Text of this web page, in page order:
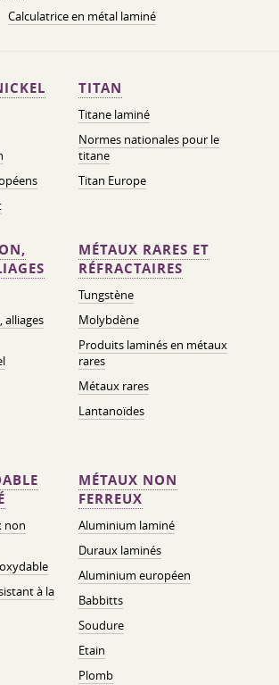
Calculatrice en métal laminé
TITAN
Titane laminé
Normes nationales pour le
titane
Titan Europe
alliages
MÉTAUX RARES ET
RÉFRACTAIRES
Tungstène
Molybdène
Produits laminés en métaux
rares
Métaux rares
Lantanoïdes
non
à la
MÉTAUX NON
FERREUX
Aluminium laminé
Duraux laminés
Aluminium européen
Babbitts
Soudure
Etain
Plomb